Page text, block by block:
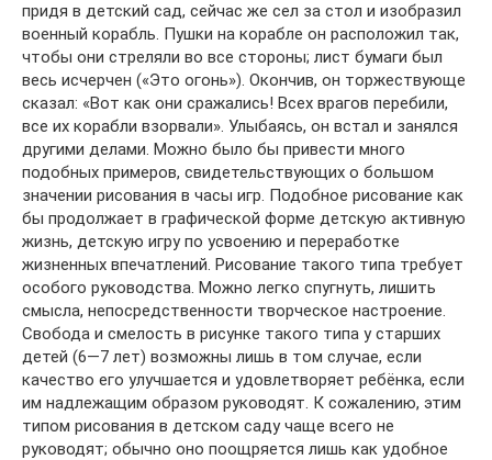
придя в детский сад, сейчас же сел за стол и изобразил
военный корабль. Пушки на корабле он расположил так,
чтобы они стреляли во все стороны; лист бумаги был
весь исчерчен («Это огонь»). Окончив, он торжествующе
сказал: «Вот как они сражались! Всех врагов перебили,
все их корабли взорвали». Улыбаясь, он встал и занялся
другими делами. Можно было бы привести много
подобных примеров, свидетельствующих о большом
значении рисования в часы игр. Подобное рисование как
бы продолжает в графической форме детскую активную
жизнь, детскую игру по усвоению и переработке
жизненных впечатлений. Рисование такого типа требует
особого руководства. Можно легко спугнуть, лишить
смысла, непосредственности творческое настроение.
Свобода и смелость в рисунке такого типа у старших
детей (6—7 лет) возможны лишь в том случае, если
качество его улучшается и удовлетворяет ребёнка, если
им надлежащим образом руководят. К сожалению, этим
типом рисования в детском саду чаще всего не
руководят; обычно оно поощряется лишь как удобное